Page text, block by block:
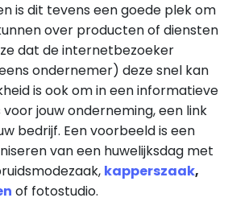
is dit tevens een goede plek om
over producten of diensten
dat de internetbezoeker
ondernemer) deze snel kan
is ook om in een informatieve
jouw onderneming, een link
bedrijf. Een voorbeeld is een
van een huwelijksdag met
kapperszaak,
of fotostudio.